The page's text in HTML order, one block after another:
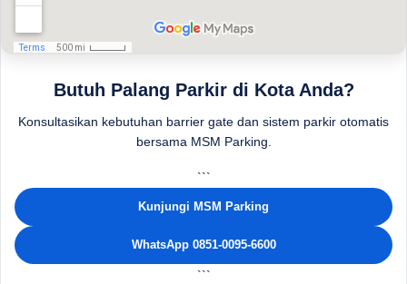
Butuh Palang Parkir di Kota Anda?
Konsultasikan kebutuhan barrier gate dan sistem parkir otomatis
bersama MSM Parking.
```
Kunjungi MSM Parking
WhatsApp 0851-0095-6600
```